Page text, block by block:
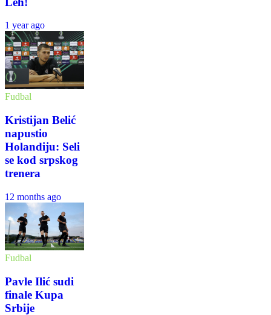
1 year ago
Fudbal
Kristijan Belić
napustio
Holandiju: Seli
se kod srpskog
trenera
12 months ago
Fudbal
Pavle Ilić sudi
finale Kupa
Srbije